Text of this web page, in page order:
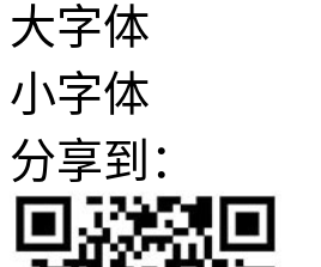
大字体
小字体
分享到：